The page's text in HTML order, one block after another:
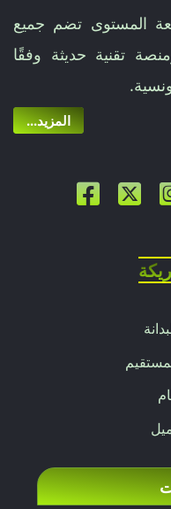
المستوى تضم جميع
تقنية حديثة وفقًا
...المزيد